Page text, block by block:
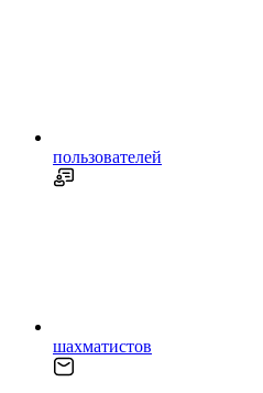
пользователей
шахматистов